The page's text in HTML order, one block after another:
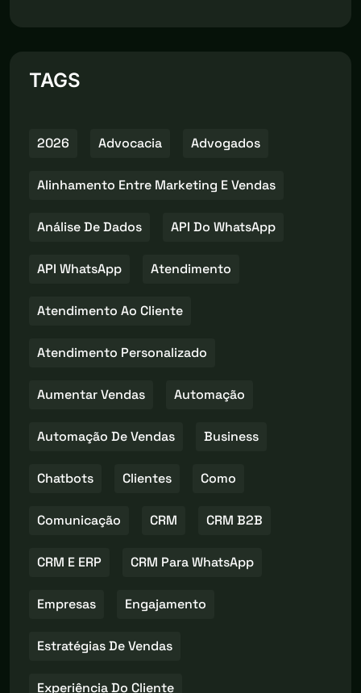
TAGS
2026 Advocacia Advogados
Alinhamento Entre Marketing E Vendas
Análise De Dados API Do WhatsApp
API WhatsApp Atendimento
Atendimento Ao Cliente
Atendimento Personalizado
Aumentar Vendas Automação
Automação De Vendas Business
Chatbots Clientes Como
Comunicação CRM CRM B2B
CRM E ERP CRM Para WhatsApp
Empresas Engajamento
Estratégias De Vendas
Experiência Do Cliente